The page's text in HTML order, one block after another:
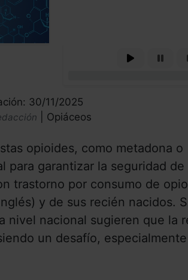
30/11/2025
| Opiáceos
opioides, como metadona o
para garantizar la seguridad de
trastorno por consumo de
y de sus recién nacidos.
nivel nacional sugieren que la
un desafío,